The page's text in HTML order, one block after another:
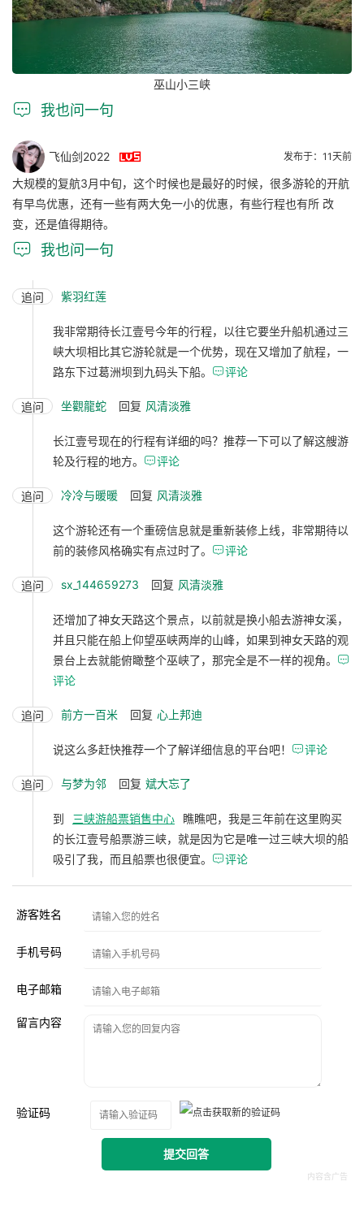
巫山小三峡
 我也问一句
飞仙剑2022  发布于：11天前
大规模的复航3月中旬，这个时候也是最好的时候，很多游轮的开航
有早鸟优惠，还有一些有两大免一小的优惠，有些行程也有所 改
变，还是值得期待。
 我也问一句
追问 紫羽红莲
我非常期待长江壹号今年的行程，以往它要坐升船机通过三
峡大坝相比其它游轮就是一个优势，现在又增加了航程，一
路东下过葛洲坝到九码头下船。 评论
追问 坐觀龍蛇 回复 风清淡雅
长江壹号现在的行程有详细的吗？推荐一下可以了解这艘游
轮及行程的地方。 评论
追问 冷冷与暖暖 回复 风清淡雅
这个游轮还有一个重磅信息就是重新装修上线，非常期待以
前的装修风格确实有点过时了。 评论
追问 sx_144659273 回复 风清淡雅
还增加了神女天路这个景点，以前就是换小船去游神女溪，
并且只能在船上仰望巫峡两岸的山峰，如果到神女天路的观
景台上去就能俯瞰整个巫峡了，那完全是不一样的视角。 
评论
追问 前方一百米 回复 心上邦迪
说这么多赶快推荐一个了解详细信息的平台吧！ 评论
追问 与梦为邻 回复 斌大忘了
到 三峡游船票销售中心
瞧瞧吧，我是三年前在这里购买
的长江壹号船票游三峡，就是因为它是唯一过三峡大坝的船
吸引了我，而且船票也很便宜。 评论
游客姓名
手机号码
电子邮箱
留言内容
验证码
提交回答